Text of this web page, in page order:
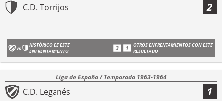
C.D. Torrijos 2
HISTÓRICO DE ESTE
ENFRENTAMIENTO
OTROS ENFRENTAMIENTOS CON ESTE
RESULTADO
Liga de España / Temporada 1963-1964
C.D. Leganés 1